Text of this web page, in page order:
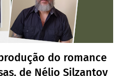
do romance
de Nélio Silzantov